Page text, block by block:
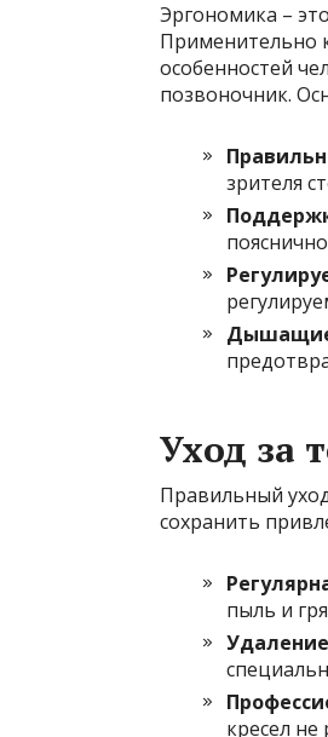
Эргономика –
Применительно
особенностей
позвоночник.
зрителя
Уход за
Правильный
сохранить
пыль и
кресел не